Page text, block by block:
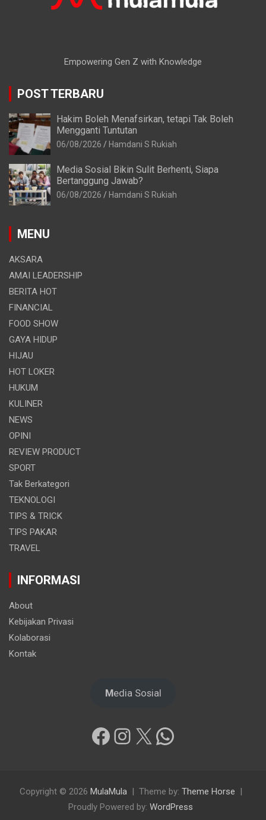
Empowering Gen Z with Knowledge
POST TERBARU
Hakim Boleh Menafsirkan, tetapi Tak Boleh
Mengganti Tuntutan
06/08/2026 Hamdani S Rukiah
Media Sosial Bikin Sulit Berhenti, Siapa
Bertanggung Jawab?
06/08/2026 Hamdani S Rukiah
MENU
AKSARA
AMAI LEADERSHIP
BERITA HOT
FINANCIAL
FOOD SHOW
GAYA HIDUP
HIJAU
HOT LOKER
HUKUM
KULINER
NEWS
OPINI
REVIEW PRODUCT
SPORT
Tak Berkategori
TEKNOLOGI
TIPS & TRICK
TIPS PAKAR
TRAVEL
INFORMASI
About
Kebijakan Privasi
Kolaborasi
Kontak
Media Sosial
Facebook
Instagram
X WhatsApp
Copyright © 2026 MulaMula Theme by: Theme Horse
Proudly Powered by: WordPress